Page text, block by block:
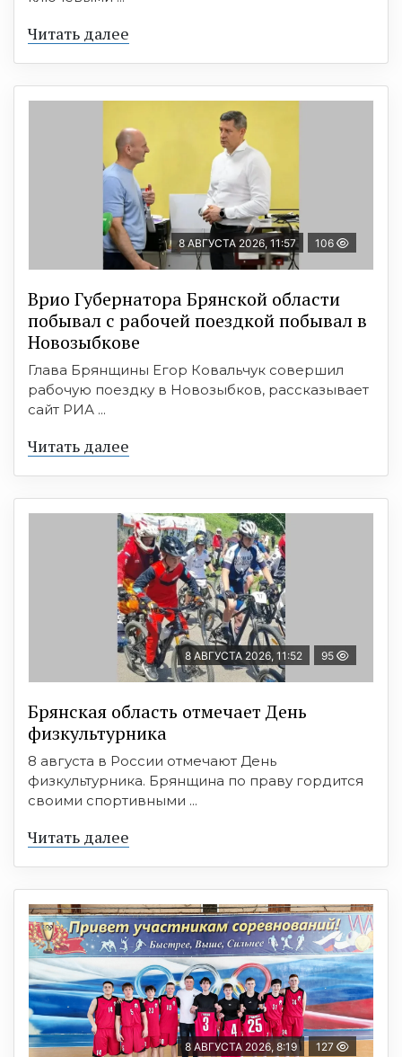
Читать далее
8 АВГУСТА 2026, 11:57 106
Врио Губернатора Брянской области
побывал с рабочей поездкой побывал в
Новозыбкове
Глава Брянщины Егор Ковальчук совершил
рабочую поездку в Новозыбков, рассказывает
сайт РИА ...
Читать далее
8 АВГУСТА 2026, 11:52 95
Брянская область отмечает День
физкультурника
8 августа в России отмечают День
физкультурника. Брянщина по праву гордится
своими спортивными ...
Читать далее
8 АВГУСТА 2026, 8:19 127